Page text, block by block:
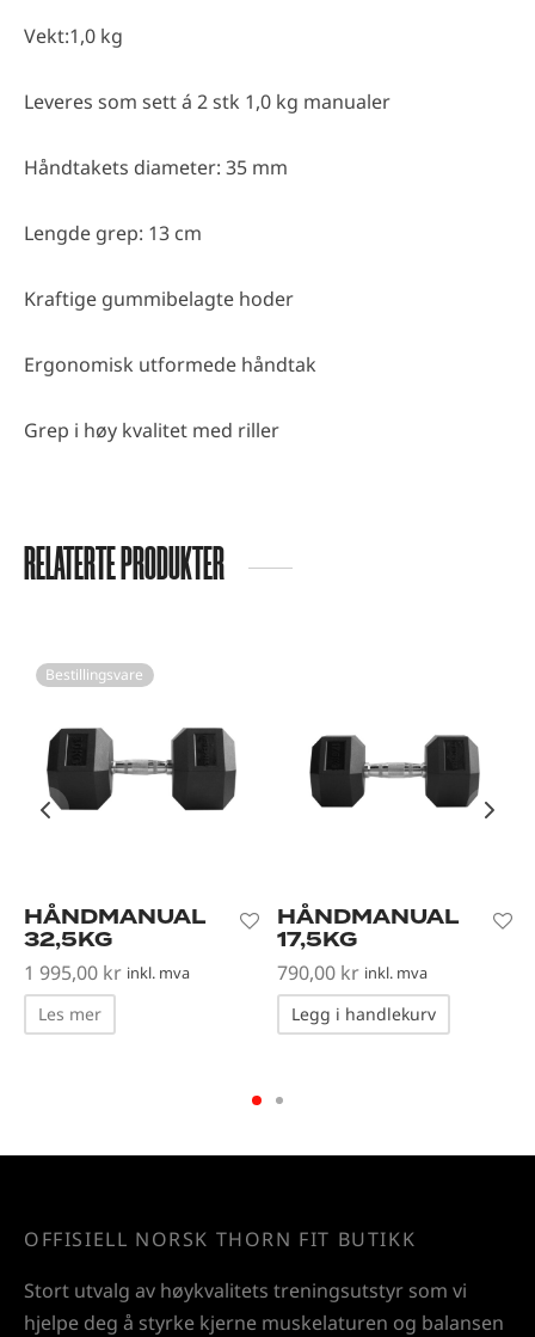
Vekt:1,0 kg
Leveres som sett á 2 stk 1,0 kg manualer
Håndtakets diameter: 35 mm
Lengde grep: 13 cm
Kraftige gummibelagte hoder
Ergonomisk utformede håndtak
Grep i høy kvalitet med riller
RELATERTE PRODUKTER
Bestillingsvare
HÅNDMANUAL
32,5KG
1 995,00 kr inkl. mva
Les mer
HÅNDMANUAL
17,5KG
790,00 kr inkl. mva
Legg i handlekurv
OFFISIELL NORSK THORN FIT BUTIKK
Stort utvalg av høykvalitets treningsutstyr som vi
hjelpe deg å styrke kjerne muskelaturen og balansen